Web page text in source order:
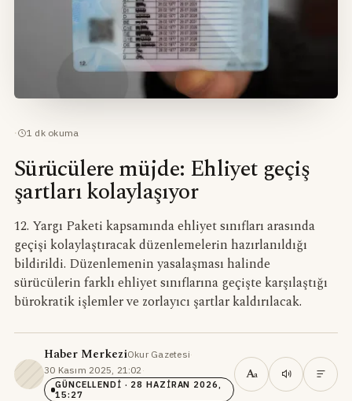
· 1 dk okuma
Sürücülere müjde: Ehliyet geçiş
şartları kolaylaşıyor
12. Yargı Paketi kapsamında ehliyet sınıfları arasında
geçişi kolaylaştıracak düzenlemelerin hazırlanıldığı
bildirildi. Düzenlemenin yasalaşması halinde
sürücülerin farklı ehliyet sınıflarına geçişte karşılaştığı
bürokratik işlemler ve zorlayıcı şartlar kaldırılacak.
Haber MerkeziOkur Gazetesi·
30 Kasım 2025, 21:02 ·
GÜNCELLENDI · 28 HAZIRAN 2026,
15:27
Aa